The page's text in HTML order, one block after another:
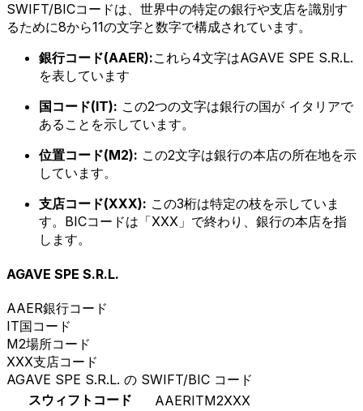
SWIFT/BICコードは、世界中の特定の銀行や支店を識別す
るために8から11の文字と数字で構成されています。
銀行コード(AAER):これら4文字はAGAVE SPE S.R.L.
を表しています
国コード(IT): この2つの文字は銀行の国が イタリアで
あることを示しています。
位置コード(M2): この2文字は銀行の本店の所在地を示
しています。
支店コード(XXX): この3桁は特定の枝を示していま
す。BICコードは「XXX」で終わり、銀行の本店を指
します。
AGAVE SPE S.R.L.
AAER銀行コード
IT国コード
M2場所コード
XXX支店コード
AGAVE SPE S.R.L. の SWIFT/BIC コード
スウィフトコード
AAERITM2XXX